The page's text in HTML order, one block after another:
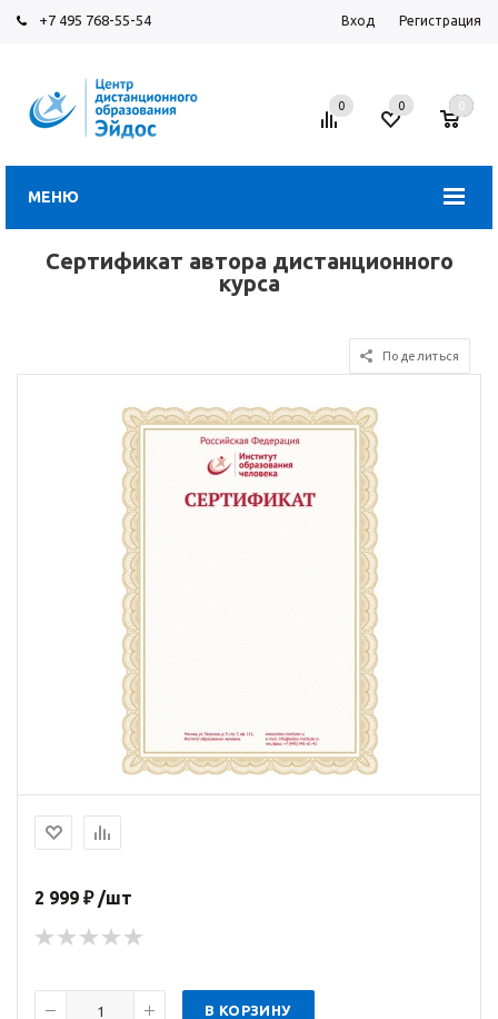
+7 495 768-55-54 Вход Регистрация
МЕНЮ
0 0 0
Сертификат автора дистанционного
курса
Поделиться
2 999 ₽ /шт
В КОРЗИНУ